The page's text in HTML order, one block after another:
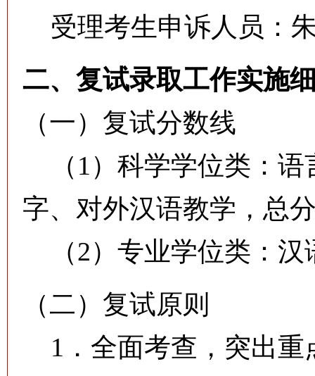
受理考生申诉人员：
二、复试录取工作实施
（一）复试分数线
（1）科学学位类：语
字、对外汉语教学，总
（2）专业学位类：汉
（二）复试原则
1．全面考查，突出重